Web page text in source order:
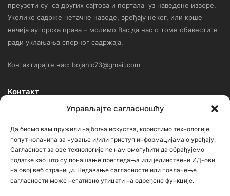
Управљајте сагласношћу
Да бисмо вам пружили најбоља искуства, користимо технологије
попут колачића за чување и/или приступ информацијама о уређају.
Сагласност за ове технологије ће нам омогућити да обрађујемо
податке као што су понашање прегледања или јединствени ИД-ови
на овој веб страници. Недавање сагласности или повлачење
сагласности може негативно утицати на одређене функције.
преузети су са других сајтова и портала уз наведене изворе.
Уколико садрже нетачне наводе, вређају неког, или крше
нечија ауторска права – молимо Вас да нас о томе обавестите
ради уклањања спорног садржаја.
Контактирајте нас: bojanic73@gmail.com
Контакт
Седиште: Србија, 18000, Ниш
Контакт: тел. +381 652061021
редакција –bojanic73@gmail.com